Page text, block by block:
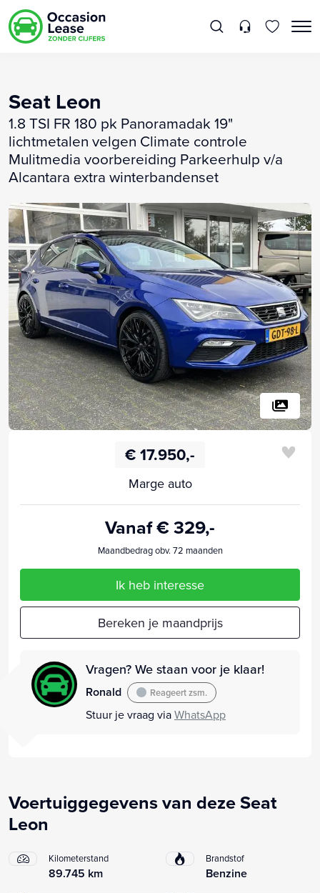
Seat Leon
1.8 TSI FR 180 pk Panoramadak 19"
lichtmetalen velgen Climate controle
Mulitmedia voorbereiding Parkeerhulp v/a
Alcantara extra winterbandenset
€ 17.950,-
Marge auto
Vanaf € 329,-
Maandbedrag obv. 72 maanden
Ik heb interesse
Bereken je maandprijs
Vragen? We staan voor je klaar!
Ronald Reageert zsm.
Stuur je vraag viaWhatsApp
Voertuiggegevens van deze Seat
Leon
Kilometerstand
89.745 km
Brandstof
Benzine